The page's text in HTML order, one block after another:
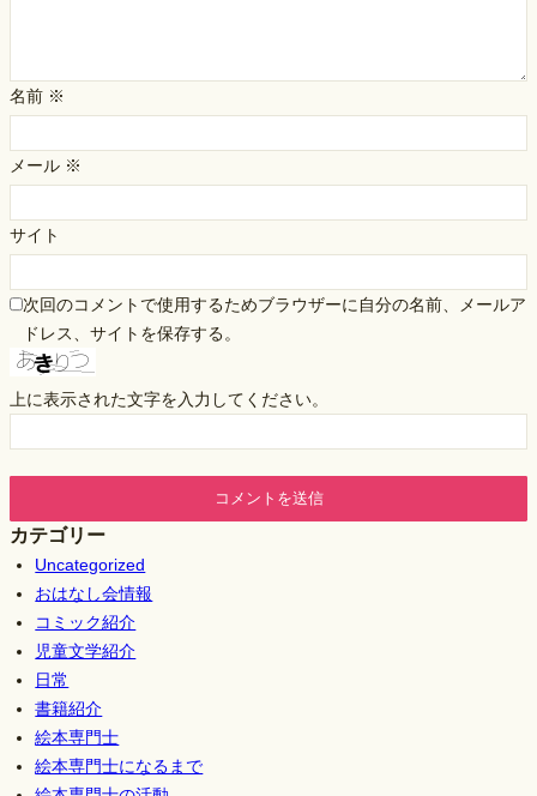
名前 ※
メール ※
サイト
次回のコメントで使用するためブラウザーに自分の名前、メールア
ドレス、サイトを保存する。
上に表示された文字を入力してください。
カテゴリー
Uncategorized
おはなし会情報
コミック紹介
児童文学紹介
日常
書籍紹介
絵本専門士
絵本専門士になるまで